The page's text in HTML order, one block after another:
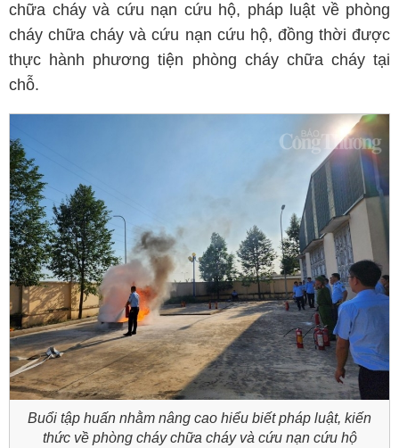
chữa cháy và cứu nạn cứu hộ, pháp luật về phòng
cháy chữa cháy và cứu nạn cứu hộ, đồng thời được
thực hành phương tiện phòng cháy chữa cháy tại
chỗ.
Buổi tập huấn nhằm nâng cao hiểu biết pháp luật, kiến
thức về phòng cháy chữa cháy và cứu nạn cứu hộ